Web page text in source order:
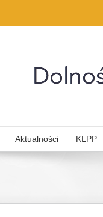
Aktualności KLPP